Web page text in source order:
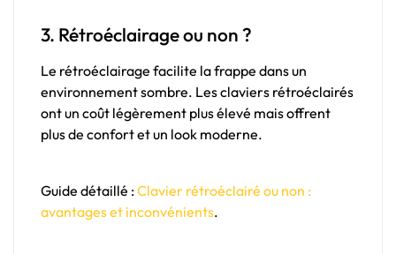
3. Rétroéclairage ou non ?
Le rétroéclairage facilite la frappe dans un
environnement sombre. Les claviers rétroéclairés
ont un coût légèrement plus élevé mais offrent
plus de confort et un look moderne.
Guide détaillé :Clavier rétroéclairé ou non :
avantages et inconvénients.